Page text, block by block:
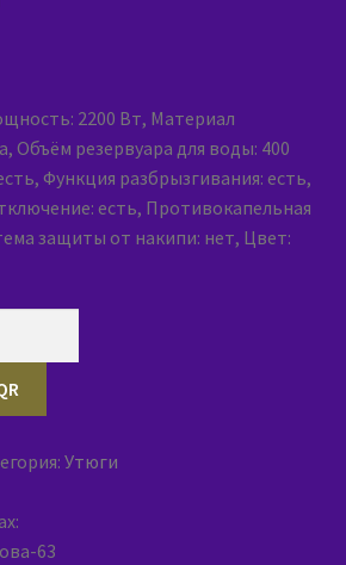
2200 Вт, Материал
Объём резервуара для воды: 400
Функция разбрызгивания: есть,
есть, Противокапельная
защиты от накипи: нет, Цвет:
Утюги
63